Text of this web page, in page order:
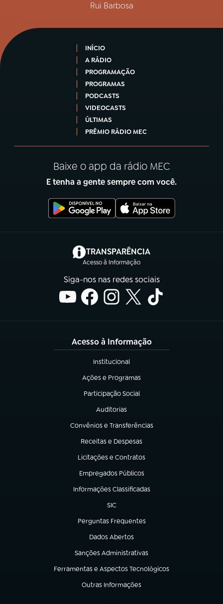
Rui Barbosa
INÍCIO
A RÁDIO
PROGRAMAÇÃO
PROGRAMAS
PODCASTS
VIDEOCASTS
ÚLTIMAS
PRÊMIO RÁDIO MEC
Baixe o app da rádio MEC
E tenha a gente sempre com você.
TRANSPARÊNCIA
Acesso à Informação
(abre em nova aba)
Siga-nos nas redes sociais
Acesso à Informação
Institucional
(abre em nova aba)
Ações e Programas
(abre em nova aba)
Participação Social
(abre em nova aba)
Auditorias
(abre em nova aba)
Convênios e Transferências
(abre em nova aba)
Receitas e Despesas
(abre em nova aba)
Licitações e Contratos
(abre em nova aba)
Empregados Públicos
(abre em nova aba)
Informações Classificadas
(abre em nova aba)
SIC
(abre em nova aba)
Perguntas Frequentes
(abre em nova aba)
Dados Abertos
(abre em nova aba)
Sanções Administrativas
(abre em nova aba)
Ferramentas e Aspectos Tecnológicos
(abre em nova aba)
Outras Informações
(abre em nova aba)